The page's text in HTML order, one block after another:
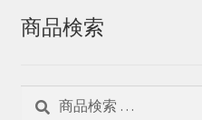
商品検索